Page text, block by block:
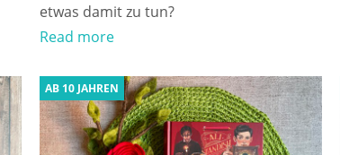
etwas damit zu tun?
Read more
AB 10 JAHREN